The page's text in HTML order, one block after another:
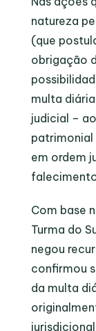
natureza
(que
obrigação
multa
judicial –
em ordem
Com base
Turma do
negou
confirmou
da multa